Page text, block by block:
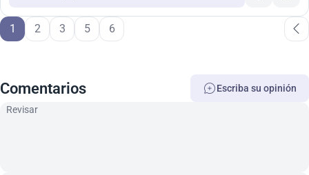
1 2 3 5 6
Comentarios Escriba su opinión